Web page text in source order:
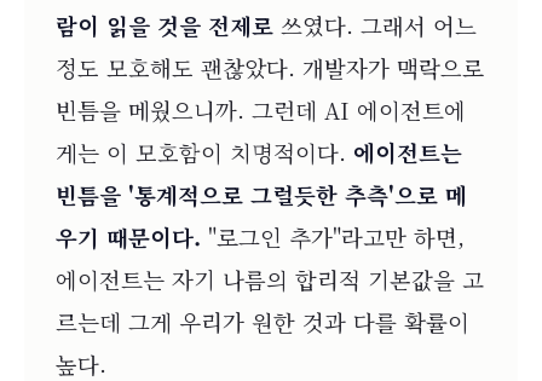
람이 읽을 것을 전제로 쓰였다. 그래서 어느
정도 모호해도 괜찮았다. 개발자가 맥락으로
빈틈을 메웠으니까. 그런데 AI 에이전트에
게는 이 모호함이 치명적이다. 에이전트는
빈틈을 '통계적으로 그럴듯한 추측'으로 메
우기 때문이다. "로그인 추가"라고만 하면,
에이전트는 자기 나름의 합리적 기본값을 고
르는데 그게 우리가 원한 것과 다를 확률이
높다.